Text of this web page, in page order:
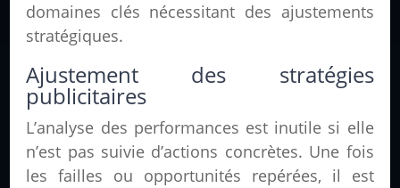
domaines clés nécessitant des ajustements
stratégiques.
Ajustement des stratégies
publicitaires
L’analyse des performances est inutile si elle
n’est pas suivie d’actions concrètes. Une fois
les failles ou opportunités repérées, il est